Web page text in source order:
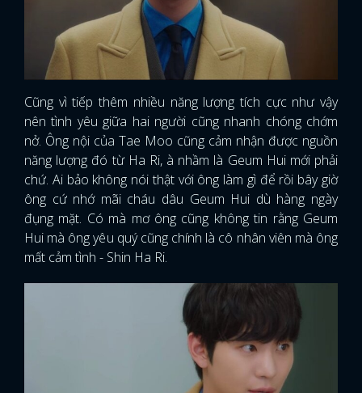
Cũng vì tiếp thêm nhiều năng lượng tích cực như vậy
nên tình yêu giữa hai người cũng nhanh chóng chớm
nở. Ông nội của Tae Moo cũng cảm nhận được nguồn
năng lượng đó từ Ha Ri, à nhầm là Geum Hui mới phải
chứ. Ai bảo không nói thật với ông làm gì để rồi bây giờ
ông cứ nhớ mãi cháu dâu Geum Hui dù hàng ngày
đụng mặt. Có mà mơ ông cũng không tin rằng Geum
Hui mà ông yêu quý cũng chính là cô nhân viên mà ông
mất cảm tình - Shin Ha Ri.